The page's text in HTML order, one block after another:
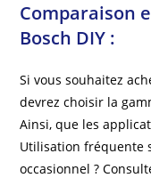
Comparaison
Bosch DIY :
Si vous souhaitez
devrez choisir la
Ainsi, que les
Utilisation fréquente
occasionnel ?